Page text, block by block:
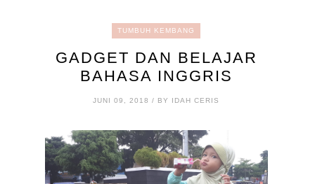
TUMBUH KEMBANG
GADGET DAN BELAJAR
BAHASA INGGRIS
JUNI 09, 2018 / BY IDAH CERIS